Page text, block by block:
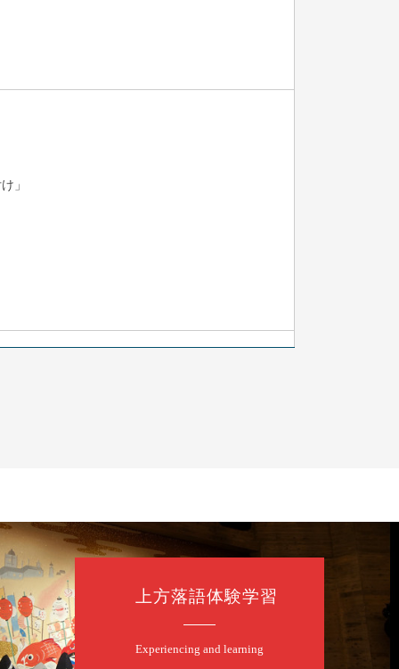
」
眞／笑福亭仁福／幸助福助（漫才）／桂春若
上方落語体験学習
Experiencing and learning